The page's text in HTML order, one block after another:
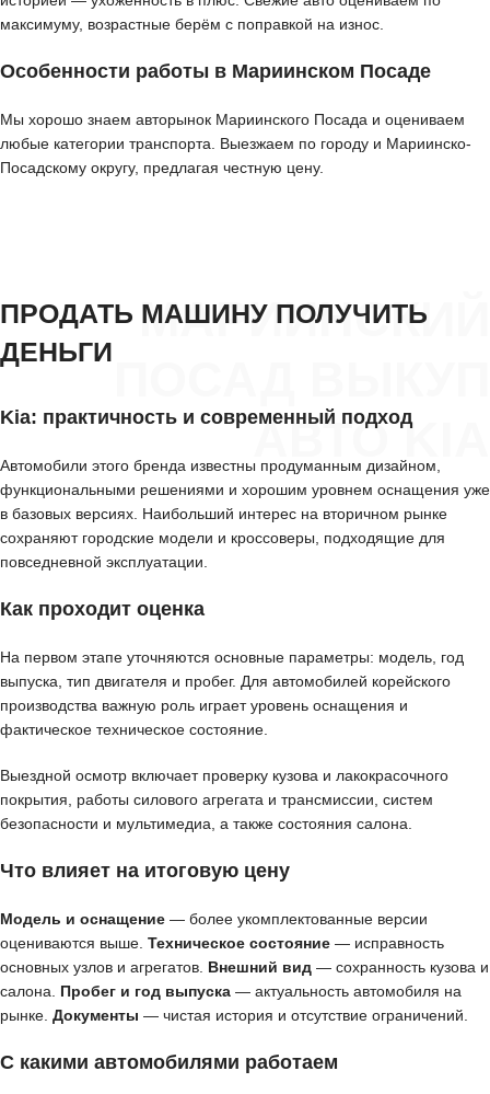
максимуму, возрастные берём с поправкой на износ.
Особенности работы в Мариинском Посаде
Мы хорошо знаем авторынок Мариинского Посада и оцениваем
любые категории транспорта. Выезжаем по городу и Мариинско-
Посадскому округу, предлагая честную цену.
МАРИИНСКИЙ
АВТО KIA
ПРОДАТЬ МАШИНУ ПОЛУЧИТЬ
ДЕНЬГИ
Kia: практичность и современный подход
Автомобили этого бренда известны продуманным дизайном,
функциональными решениями и хорошим уровнем оснащения уже
в базовых версиях. Наибольший интерес на вторичном рынке
сохраняют городские модели и кроссоверы, подходящие для
повседневной эксплуатации.
Как проходит оценка
На первом этапе уточняются основные параметры: модель, год
выпуска, тип двигателя и пробег. Для автомобилей корейского
производства важную роль играет уровень оснащения и
фактическое техническое состояние.
Выездной осмотр включает проверку кузова и лакокрасочного
покрытия, работы силового агрегата и трансмиссии, систем
безопасности и мультимедиа, а также состояния салона.
Что влияет на итоговую цену
Модель и оснащение — более укомплектованные версии
оцениваются выше. Техническое состояние — исправность
основных узлов и агрегатов. Внешний вид — сохранность кузова и
салона. Пробег и год выпуска — актуальность автомобиля на
рынке. Документы — чистая история и отсутствие ограничений.
С какими автомобилями работаем